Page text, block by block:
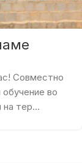
Совместно
во
тер...